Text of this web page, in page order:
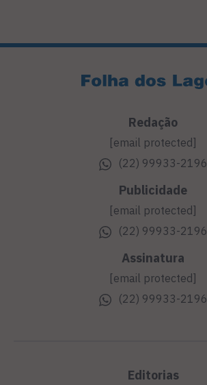
Redação
[email protected]
(22) 99933-2196
Publicidade
[email protected]
(22) 99933-2196
Assinatura
[email protected]
(22) 99933-2196
Editorias